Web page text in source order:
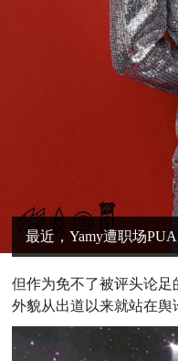
最近，Yamy遭职场
但作为免不了被评头论足
外貌从出道以来就站在舆